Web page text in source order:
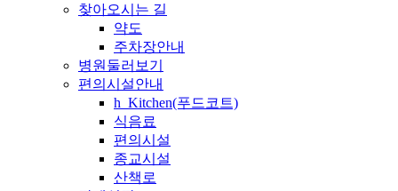
찾아오시는 길
약도
주차장안내
병원둘러보기
편의시설안내
h_Kitchen(푸드코트)
식음료
편의시설
종교시설
산책로